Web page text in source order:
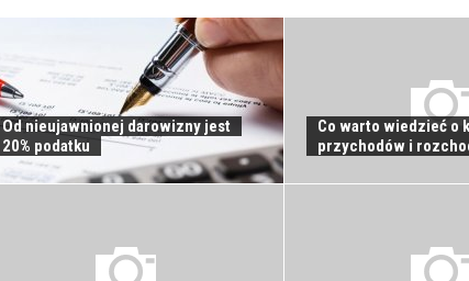
Od nieujawnionej darowizny jest
20% podatku
Co warto wiedzieć o
przychodów i